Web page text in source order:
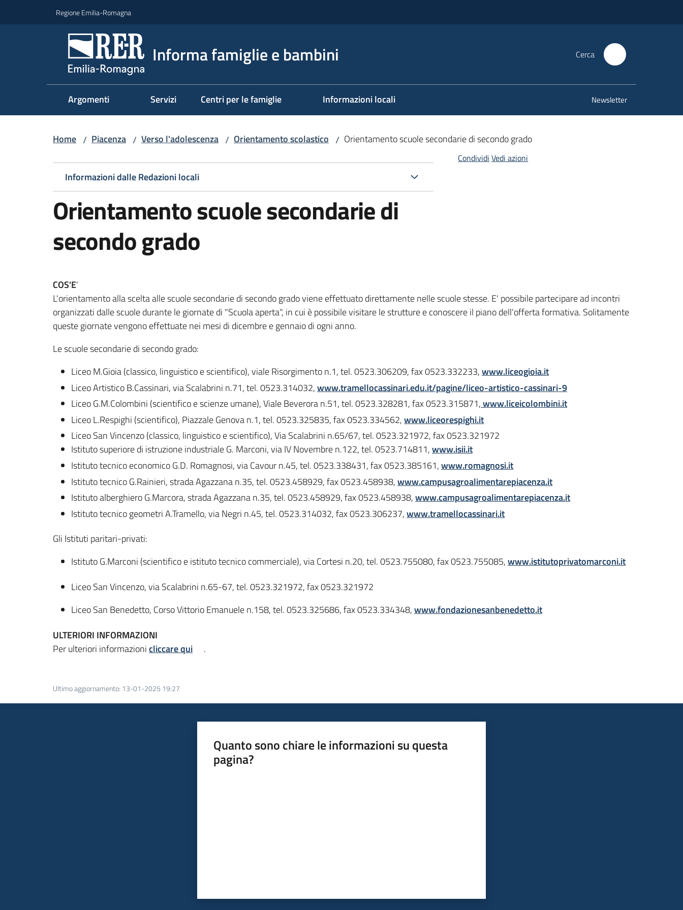
Regione Emilia-Romagna
Informa famiglie e bambini Cerca
Argomenti Servizi Centri per le famiglie Informazioni locali Newsletter
Home / Piacenza / Verso l'adolescenza / Orientamento scolastico / Orientamento scuole secondarie di secondo grado
Informazioni dalle Redazioni locali
Orientamento scuole secondarie di
secondo grado
Condividi Vedi azioni
COS'E'
L'orientamento alla scelta alle scuole secondarie di secondo grado viene effettuato direttamente nelle scuole stesse. E' possibile partecipare ad incontri
organizzati dalle scuole durante le giornate di "Scuola aperta", in cui è possibile visitare le strutture e conoscere il piano dell'offerta formativa. Solitamente
queste giornate vengono effettuate nei mesi di dicembre e gennaio di ogni anno.
Le scuole secondarie di secondo grado:
Liceo M.Gioia (classico, linguistico e scientifico), viale Risorgimento n.1, tel. 0523.306209, fax 0523.332233,www.liceogioia.it
Liceo Artistico B.Cassinari, via Scalabrini n.71, tel. 0523.314032,www.tramellocassinari.edu.it/pagine/liceo-artistico-cassinari-9
Liceo G.M.Colombini (scientifico e scienze umane), Viale Beverora n.51, tel. 0523.328281, fax 0523.315871,www.liceicolombini.it
Liceo L.Respighi (scientifico), Piazzale Genova n.1, tel. 0523.325835, fax 0523.334562,www.liceorespighi.it
Liceo San Vincenzo (classico, linguistico e scientifico), Via Scalabrini n.65/67, tel. 0523.321972, fax 0523.321972
Istituto superiore di istruzione industriale G. Marconi, via IV Novembre n.122, tel. 0523.714811,www.isii.it
Istituto tecnico economico G.D. Romagnosi, via Cavour n.45, tel. 0523.338431, fax 0523.385161,www.romagnosi.it
Istituto tecnico G.Rainieri, strada Agazzana n.35, tel. 0523.458929, fax 0523.458938,www.campusagroalimentarepiacenza.it
Istituto alberghiero G.Marcora, strada Agazzana n.35, tel. 0523.458929, fax 0523.458938,www.campusagroalimentarepiacenza.it
Istituto tecnico geometri A.Tramello, via Negri n.45, tel. 0523.314032, fax 0523.306237,www.tramellocassinari.it
Gli Istituti paritari-privati:
Istituto G.Marconi (scientifico e istituto tecnico commerciale), via Cortesi n.20, tel. 0523.755080, fax 0523.755085,www.istitutoprivatomarconi.it
Liceo San Vincenzo, via Scalabrini n.65-67, tel. 0523.321972, fax 0523.321972
Liceo San Benedetto, Corso Vittorio Emanuele n.158, tel. 0523.325686, fax 0523.334348,www.fondazionesanbenedetto.it
ULTERIORI INFORMAZIONI
Per ulteriori informazionicliccare qui .
Ultimo aggiornamento: 13-01-2025 19:27
Quanto sono chiare le informazioni su questa
pagina?